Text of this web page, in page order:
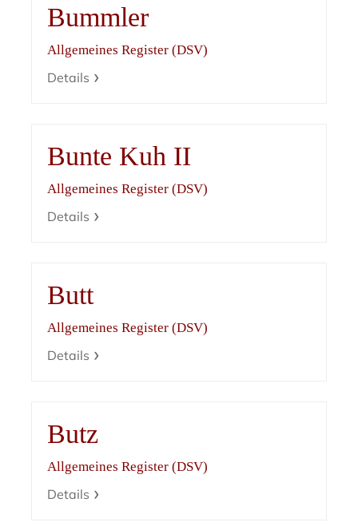
Bummler
Allgemeines Register (DSV)
Details
Bunte Kuh II
Allgemeines Register (DSV)
Details
Butt
Allgemeines Register (DSV)
Details
Butz
Allgemeines Register (DSV)
Details